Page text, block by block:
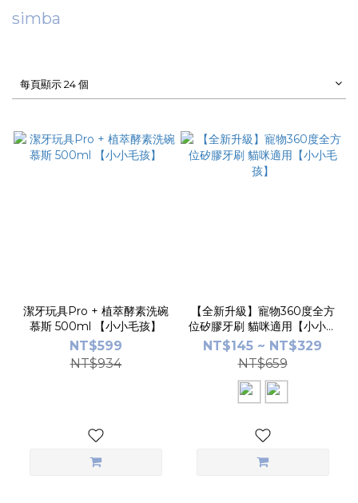
simba
每頁顯示 24 個
潔牙玩具Pro + 植萃酵素洗碗
慕斯 500ml 【小小毛孩】
NT$599
NT$934
【全新升級】寵物360度全方
位矽膠牙刷 貓咪適用【小小毛
孩】
NT$145 ~ NT$329
NT$659